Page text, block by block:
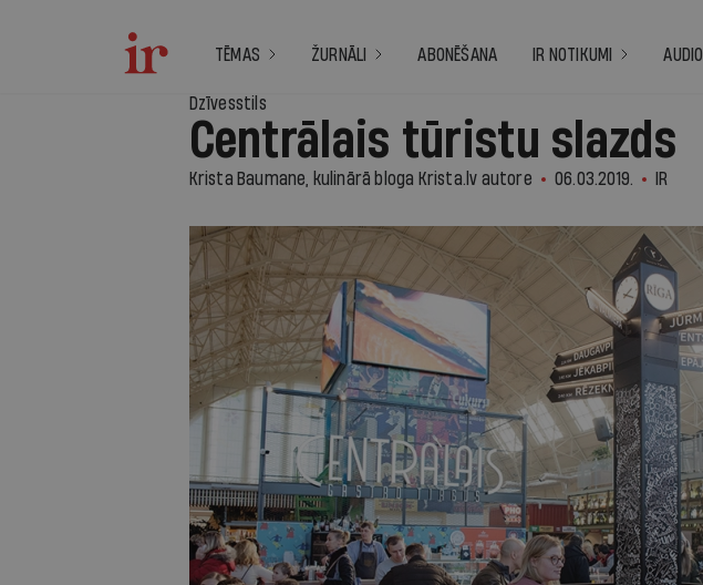
TĒMAS ŽURNĀLI ABONĒŠANA IR NOTIKUMI AUDIO
Dzīvesstils
Centrālais tūristu slazds
Krista Baumane, kulinārā bloga Krista.lv autore 06.03.2019. IR